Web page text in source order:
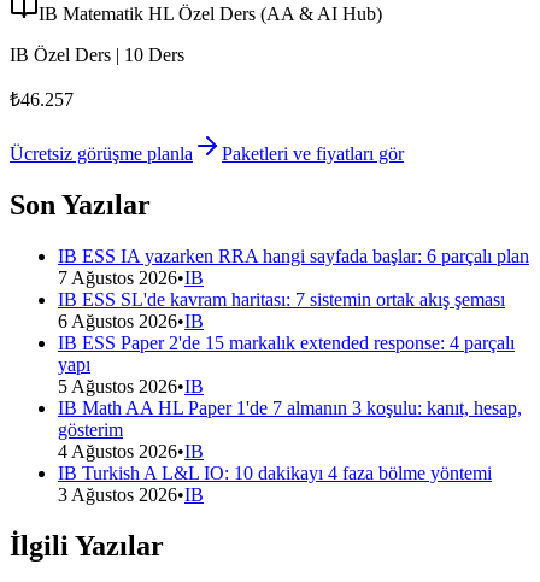
IB Matematik HL Özel Ders (AA & AI Hub)
IB Özel Ders | 10 Ders
₺46.257
Ücretsiz görüşme planla Paketleri ve fiyatları gör
Son Yazılar
IB ESS IA yazarken RRA hangi sayfada başlar: 6 parçalı plan
7 Ağustos 2026•IB
IB ESS SL'de kavram haritası: 7 sistemin ortak akış şeması
6 Ağustos 2026•IB
IB ESS Paper 2'de 15 markalık extended response: 4 parçalı
yapı
5 Ağustos 2026•IB
IB Math AA HL Paper 1'de 7 almanın 3 koşulu: kanıt, hesap,
gösterim
4 Ağustos 2026•IB
IB Turkish A L&L IO: 10 dakikayı 4 faza bölme yöntemi
3 Ağustos 2026•IB
İlgili Yazılar